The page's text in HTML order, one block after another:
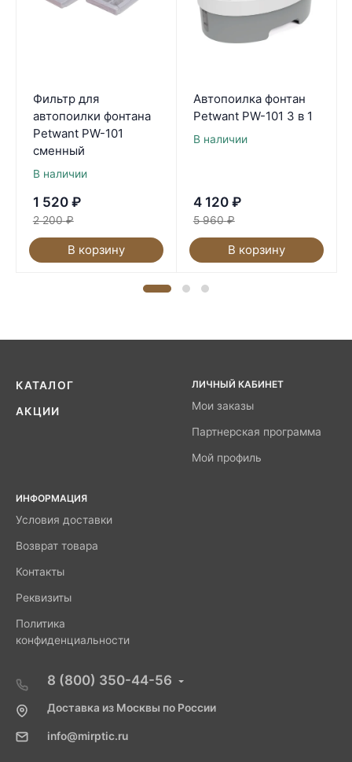
Фильтр для
автопоилки фонтана
Petwant PW-101
сменный
В наличии
1 520 ₽
2 200 ₽
В корзину
Автопоилка фонтан
Petwant PW-101 3 в 1
В наличии
4 120 ₽
5 960 ₽
В корзину
КАТАЛОГ
АКЦИИ
ЛИЧНЫЙ КАБИНЕТ
Мои заказы
Партнерская программа
Мой профиль
ИНФОРМАЦИЯ
Условия доставки
Возврат товара
Контакты
Реквизиты
Политика
конфиденциальности
8 (800) 350-44-56
Доставка из Москвы по России
info@mirptic.ru